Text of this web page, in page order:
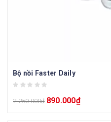
Bộ nồi Faster Daily
2.250.000₫ 890.000₫